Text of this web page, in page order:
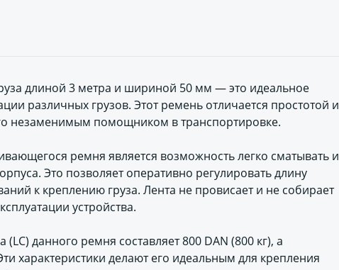
длиной 3 метра и шириной 50 мм — это идеальное
различных грузов. Этот ремень отличается простотой и
незаменимым помощником в транспортировке.
ремня является возможность легко сматывать и
Это позволяет оперативно регулировать длину
к креплению груза. Лента не провисает и не собирает
устройства.
данного ремня составляет 800 DAN (800 кг), а
характеристики делают его идеальным для крепления